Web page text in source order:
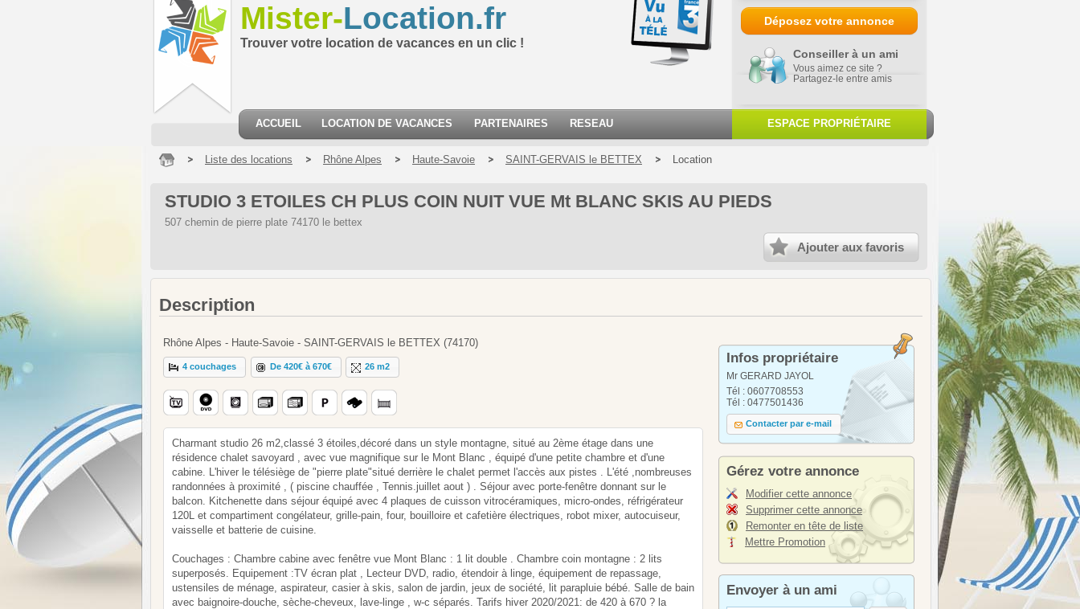
Mister-Location.fr
Trouver votre location de vacances en un clic !
Déposez votre annonce
Conseiller à un ami
Vous aimez ce site ?
Partagez-le entre amis
ACCUEIL LOCATION DE VACANCES PARTENAIRES RESEAU ESPACE PROPRIÉTAIRE
Liste des locations Rhône Alpes Haute-Savoie SAINT-GERVAIS le BETTEX Location
STUDIO 3 ETOILES CH PLUS COIN NUIT VUE Mt BLANC SKIS AU PIEDS
507 chemin de pierre plate 74170 le bettex
Ajouter aux favoris
Description
Rhône Alpes - Haute-Savoie - SAINT-GERVAIS le BETTEX (74170)
4 couchages De 420€ à 670€ 26 m2
Charmant studio 26 m2,classé 3 étoiles,décoré dans un style montagne, situé au 2ème étage dans une
résidence chalet savoyard , avec vue magnifique sur le Mont Blanc , équipé d'une petite chambre et d'une
cabine. L'hiver le télésiège de "pierre plate"situé derrière le chalet permet l'accès aux pistes . L'été ,nombreuses
randonnées à proximité , ( piscine chauffée , Tennis.juillet aout ) . Séjour avec porte-fenêtre donnant sur le
balcon. Kitchenette dans séjour équipé avec 4 plaques de cuisson vitrocéramiques, micro-ondes, réfrigérateur
120L et compartiment congélateur, grille-pain, four, bouilloire et cafetière électriques, robot mixer, autocuiseur,
vaisselle et batterie de cuisine.
Couchages : Chambre cabine avec fenêtre vue Mont Blanc : 1 lit double . Chambre coin montagne : 2 lits
superposés. Equipement :TV écran plat , Lecteur DVD, radio, étendoir à linge, équipement de repassage,
ustensiles de ménage, aspirateur, casier à skis, salon de jardin, jeux de société, lit parapluie bébé. Salle de bain
avec baignoire-douche, sèche-cheveux, lave-linge , w-c séparés. Tarifs hiver 2020/2021: de 420 à 670 ? la
Infos propriétaire
Mr GERARD JAYOL
Tél : 0607708553
Tél : 0477501436
Contacter par e-mail
Gérez votre annonce
Modifier cette annonce
Supprimer cette annonce
Remonter en tête de liste
Mettre Promotion
Envoyer à un ami